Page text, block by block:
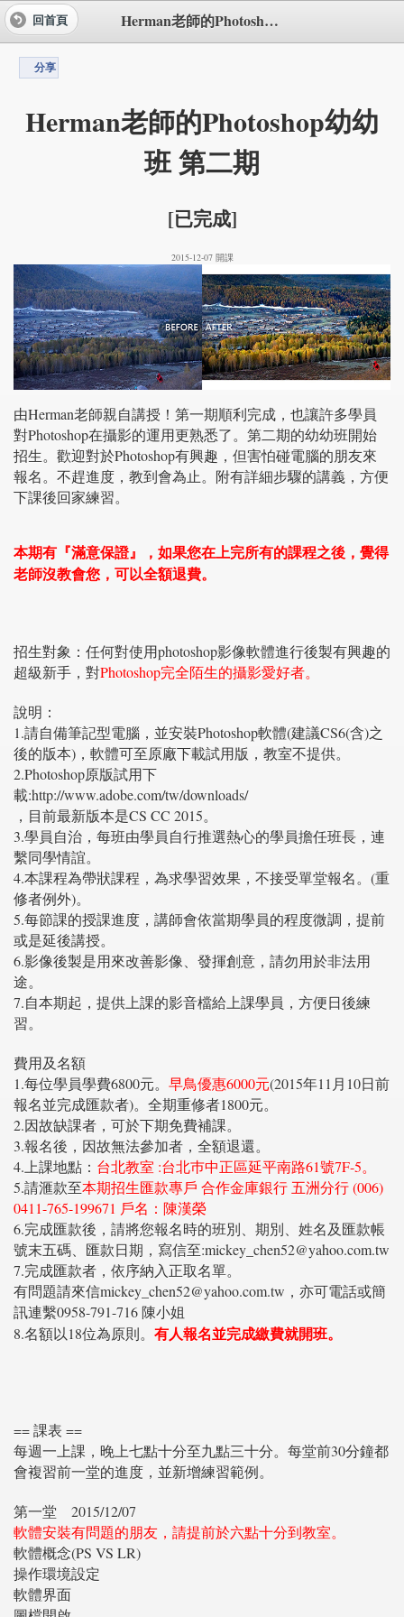
Herman老師的Photoshop幼幼班 第二期
回首頁
分享
Herman老師的Photoshop幼幼
班 第二期
[已完成]
2015-12-07 開課
由Herman老師親自講授！第一期順利完成，也讓許多學員
對Photoshop在攝影的運用更熟悉了。第二期的幼幼班開始
招生。歡迎對於Photoshop有興趣，但害怕碰電腦的朋友來
報名。不趕進度，教到會為止。附有詳細步驟的講義，方便
下課後回家練習。
本期有『滿意保證』，如果您在上完所有的課程之後，覺得
老師沒教會您，可以全額退費。
招生對象：任何對使用photoshop影像軟體進行後製有興趣的
超級新手，對Photoshop完全陌生的攝影愛好者。
說明：
1.請自備筆記型電腦，並安裝Photoshop軟體(建議CS6(含)之
後的版本)，軟體可至原廠下載試用版，教室不提供。
2.Photoshop原版試用下
載:http://www.adobe.com/tw/downloads/
，目前最新版本是CS CC 2015。
3.學員自治，每班由學員自行推選熱心的學員擔任班長，連
繫同學情誼。
4.本課程為帶狀課程，為求學習效果，不接受單堂報名。(重
修者例外)。
5.每節課的授課進度，講師會依當期學員的程度微調，提前
或是延後講授。
6.影像後製是用來改善影像、發揮創意，請勿用於非法用
途。
7.自本期起，提供上課的影音檔給上課學員，方便日後練
習。
費用及名額
1.每位學員學費6800元。 早鳥優惠6000元(2015年11月10日前
報名並完成匯款者)。全期重修者1800元。
2.因故缺課者，可於下期免費補課。
3.報名後，因故無法參加者，全額退還。
4.上課地點： 台北教室 :台北巿中正區延平南路61號7F-5。
5.請滙款至本期招生匯款專戶 合作金庫銀行 五洲分行 (006)
0411-765-199671 戶名：陳漢榮
6.完成匯款後，請將您報名時的班別、期別、姓名及匯款帳
號末五碼、匯款日期，寫信至:mickey_chen52@yahoo.com.tw
7.完成匯款者，依序納入正取名單。
有問題請來信mickey_chen52@yahoo.com.tw，亦可電話或簡
訊連繫0958-791-716 陳小姐
8.名額以18位為原則。 有人報名並完成繳費就開班。
== 課表 ==
每週一上課，晚上七點十分至九點三十分。每堂前30分鐘都
會複習前一堂的進度，並新增練習範例。
第一堂
2015/12/07
軟體安裝有問題的朋友，請提前於六點十分到教室。
軟體概念(PS VS LR)
操作環境設定
軟體界面